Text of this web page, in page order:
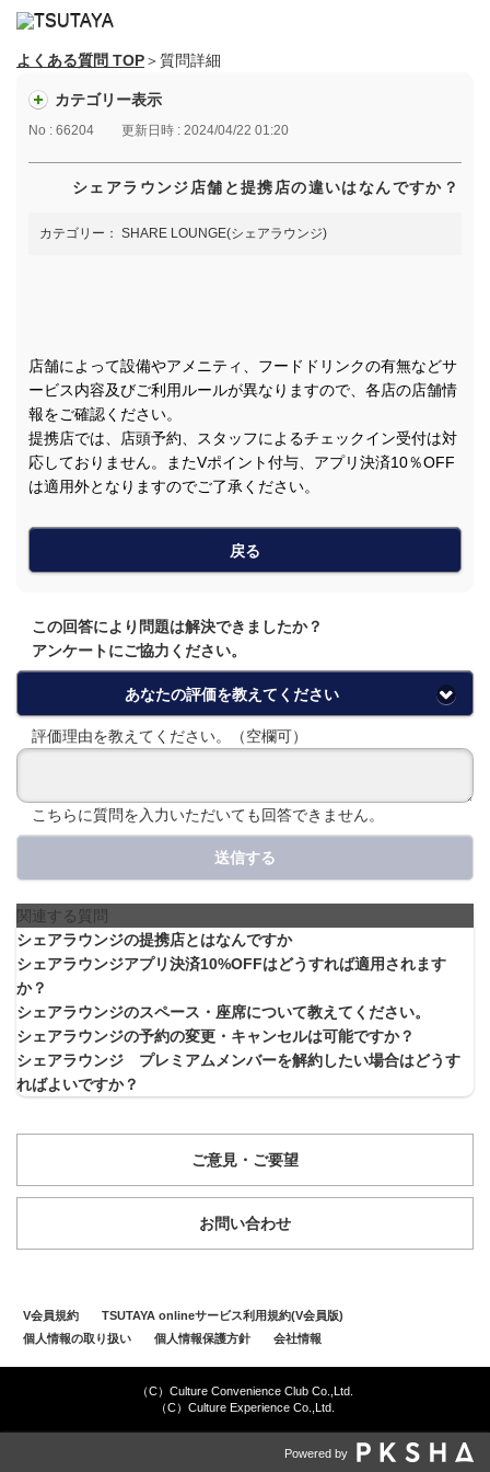
よくある質問 TOP＞質問詳細
カテゴリー表示
No : 66204 更新日時 : 2024/04/22 01:20
シェアラウンジ店舗と提携店の違いはなんですか？
カテゴリー： SHARE LOUNGE(シェアラウンジ)
店舗によって設備やアメニティ、フードドリンクの有無などサ
ービス内容及びご利用ルールが異なりますので、各店の店舗情
報をご確認ください。​
提携店では、店頭予約、スタッフによるチェックイン受付は対
応しておりません。またVポイント付与、アプリ決済10％OFF
は適用外となりますのでご了承ください。​
戻る
この回答により問題は解決できましたか？
アンケートにご協力ください。
あなたの評価を教えてください
評価理由を教えてください。（空欄可）
こちらに質問を入力いただいても回答できません。
送信する
関連する質問
シェアラウンジの提携店とはなんですか
シェアラウンジアプリ決済10%OFFはどうすれば適用されます
か？
シェアラウンジのスペース・座席について教えてください。
シェアラウンジの予約の変更・キャンセルは可能ですか？
シェアラウンジ プレミアムメンバーを解約したい場合はどうす
ればよいですか？
ご意見・ご要望
お問い合わせ
V会員規約
TSUTAYA onlineサービス利用規約(V会員版)
個人情報の取り扱い
個人情報保護方針 会社情報
（C）Culture Convenience Club Co.,Ltd.
（C）Culture Experience Co.,Ltd.
Powered by